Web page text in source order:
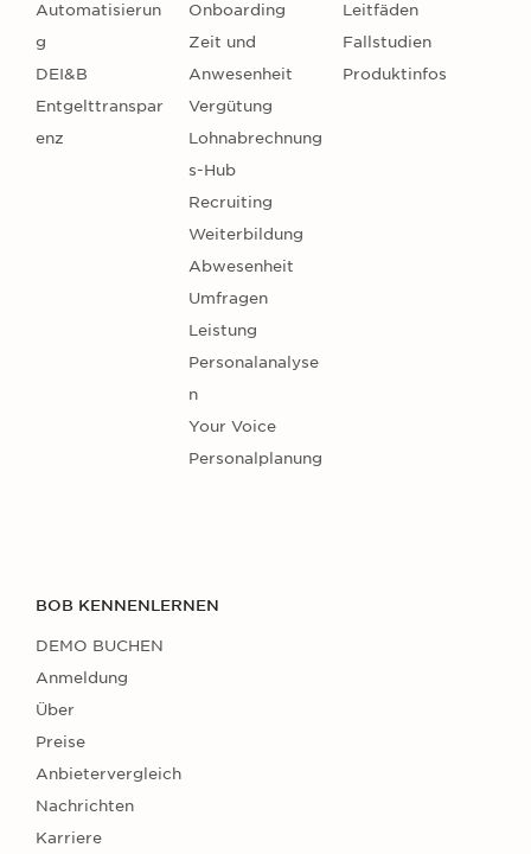
Automatisierun
g
DEI&B
Entgelttranspar
enz
Onboarding
Zeit und
Anwesenheit
Vergütung
Lohnabrechnung
s-Hub
Recruiting
Weiterbildung
Abwesenheit
Umfragen
Leistung
Personalanalyse
n
Your Voice
Personalplanung
Leitfäden
Fallstudien
Produktinfos
BOB KENNENLERNEN
DEMO BUCHEN
Anmeldung
Über
Preise
Anbietervergleich
Nachrichten
Karriere